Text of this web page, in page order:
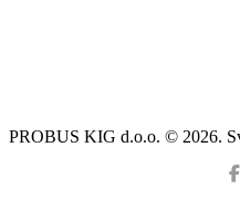
PROBUS KIG d.o.o. © 2026.